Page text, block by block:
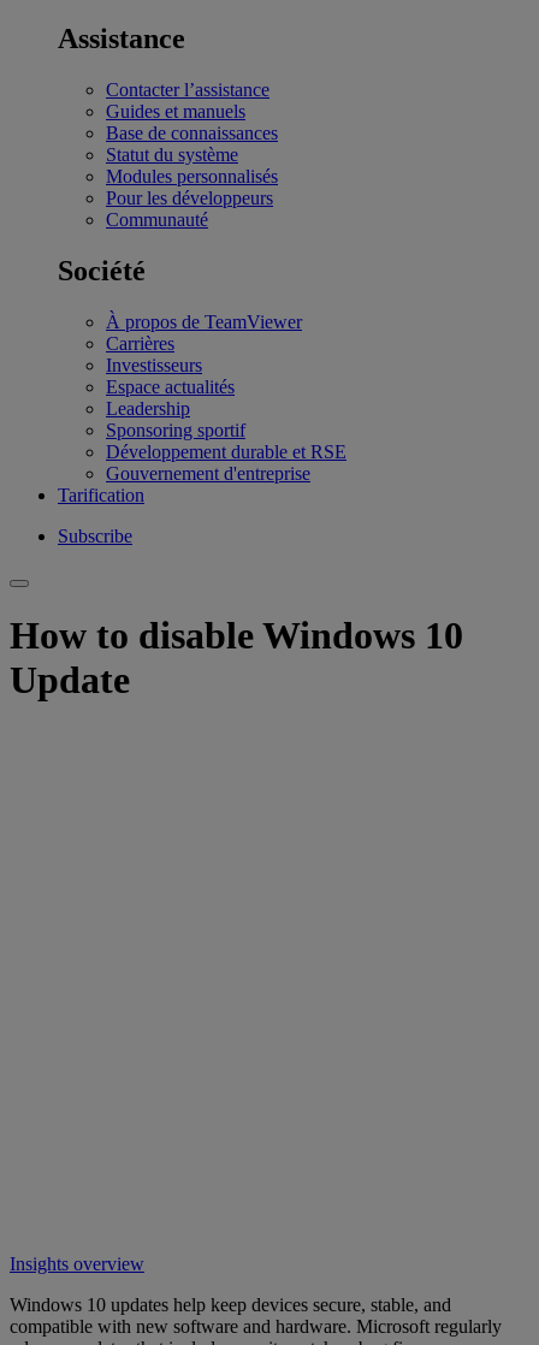
Assistance
Contacter l’assistance
Guides et manuels
Base de connaissances
Statut du système
Modules personnalisés
Pour les développeurs
Communauté
Société
À propos de TeamViewer
Carrières
Investisseurs
Espace actualités
Leadership
Sponsoring sportif
Développement durable et RSE
Gouvernement d'entreprise
Tarification
Subscribe
How to disable Windows 10
Update
Insights overview
Windows 10 updates help keep devices secure, stable, and
compatible with new software and hardware. Microsoft regularly